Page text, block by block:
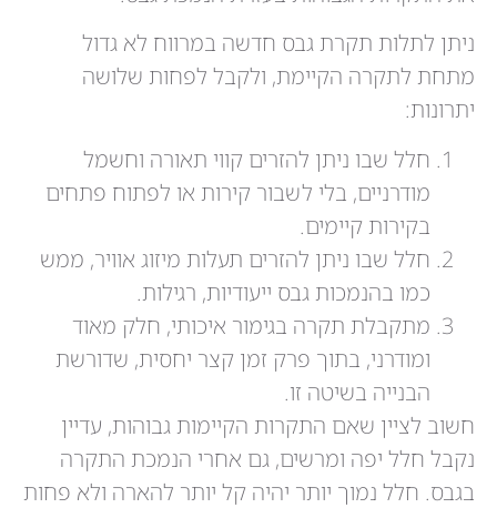
ניתן לתלות תקרת גבס חדשה במרווח לא גדול
מתחת לתקרה הקיימת, ולקבל לפחות שלושה
יתרונות:
חלל שבו ניתן להזרים קווי תאורה וחשמל
מודרניים, בלי לשבור קירות או לפתוח פתחים
בקירות קיימים.
חלל שבו ניתן להזרים תעלות מיזוג אוויר, ממש
כמו בהנמכות גבס ייעודיות, רגילות.
מתקבלת תקרה בגימור איכותי, חלק מאוד
ומודרני, בתוך פרק זמן קצר יחסית, שדורשת
הבנייה בשיטה זו.
חשוב לציין שאם התקרות הקיימות גבוהות, עדיין
נקבל חלל יפה ומרשים, גם אחרי הנמכת התקרה
בגבס. חלל נמוך יותר יהיה קל יותר להארה ולא פחות